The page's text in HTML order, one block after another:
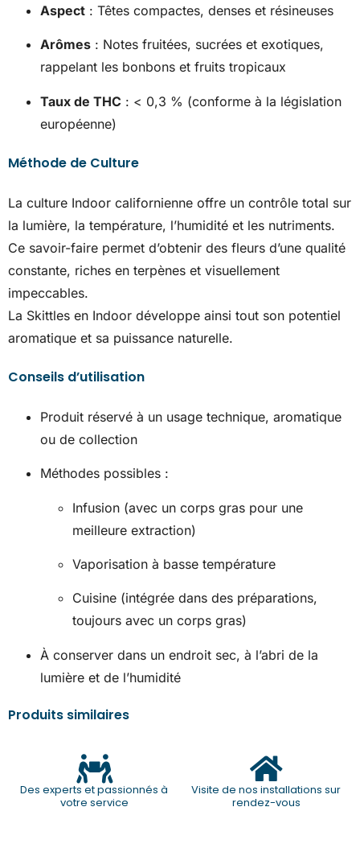
Aspect : Têtes compactes, denses et résineuses
Arômes : Notes fruitées, sucrées et exotiques,
rappelant les bonbons et fruits tropicaux
Taux de THC : < 0,3 % (conforme à la législation
européenne)
Méthode de Culture
La culture Indoor californienne offre un contrôle total sur
la lumière, la température, l’humidité et les nutriments.
Ce savoir-faire permet d’obtenir des fleurs d’une qualité
constante, riches en terpènes et visuellement
impeccables.
La Skittles en Indoor développe ainsi tout son potentiel
aromatique et sa puissance naturelle.
Conseils d’utilisation
Produit réservé à un usage technique, aromatique
ou de collection
Méthodes possibles :
Infusion (avec un corps gras pour une
meilleure extraction)
Vaporisation à basse température
Cuisine (intégrée dans des préparations,
toujours avec un corps gras)
À conserver dans un endroit sec, à l’abri de la
lumière et de l’humidité
Produits similaires
Des experts et passionnés à
votre service
Visite de nos installations sur
rendez-vous